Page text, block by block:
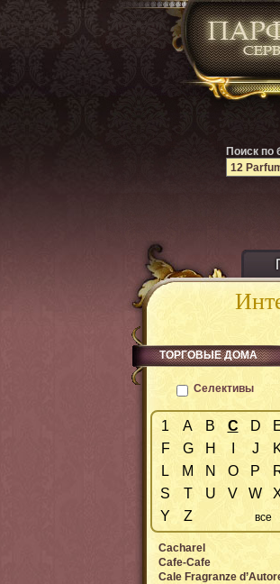
ТОРГОВЫЕ ДОМА
Селективы
1 A B C D
F
G H J
L
M N O P
S
T U V W
Y
Z все
Cacharel
Cafe-Cafe
Cale Fragranze
Поиск по